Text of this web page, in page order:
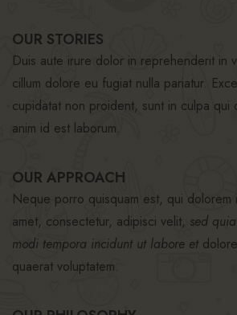
OUR STORIES
Duis aute irure dolor in reprehenderit in
cillum dolore eu fugiat nulla pariatur.
cupidatat non proident, sunt in culpa qui
anim id est laborum.
OUR APPROACH
Neque porro quisquam est, qui dolorem
amet, consectetur, adipisci velit, sed
modi tempora incidunt ut labore et
quaerat voluptatem.